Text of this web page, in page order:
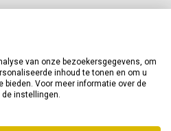
verzameld door onze website
dienstverlening verder te verbeteren.
van onze bezoekersgegevens, om
inhoud te tonen en om u
bieden. Voor meer informatie over de
de instellingen.